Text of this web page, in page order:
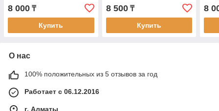
8 000 ₸
Купить
8 500₸
Купить
8
О нас
100% положительных из 5 отзывов за год
Работает с 06.12.2016
г. Алматы